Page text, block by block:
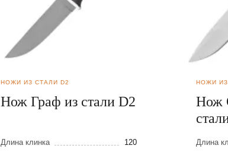
НОЖИ ИЗ СТАЛИ D2
Нож Граф из стали D2
Длина клинка
120
НОЖИ ИЗ
Нож
Длина